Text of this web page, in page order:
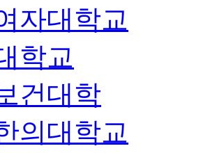
자대학교
학교
건대학
의대학교